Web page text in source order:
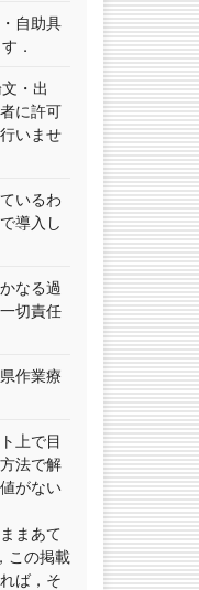
自助具
．
・出
に許可
いませ
いるわ
導入し
なる過
切責任
作業療
上で目
法で解
がない
まあて
この掲載
ば，そ